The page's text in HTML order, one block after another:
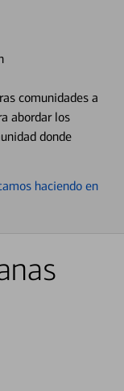
comunidades a
abordar los
donde
haciendo en